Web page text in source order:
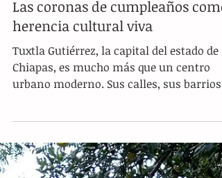
Las coronas de cumpleaños como
herencia cultural viva
Tuxtla Gutiérrez, la capital del estado de